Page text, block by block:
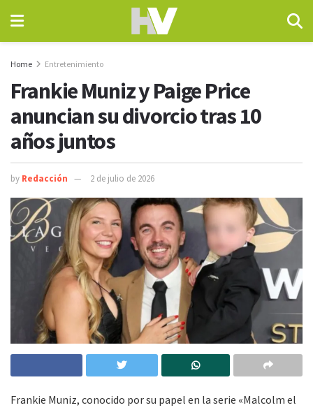
Home Entretenimiento
Frankie Muniz y Paige Price
anuncian su divorcio tras 10
años juntos
by Redacción 2 de julio de 2026
Frankie Muniz, conocido por su papel en la serie «Malcolm el